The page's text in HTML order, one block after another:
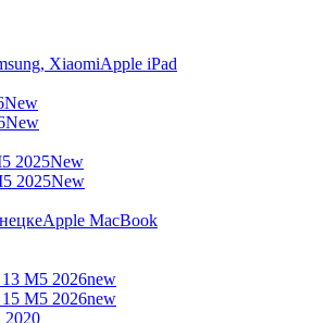
Apple iPad
New
New
2025New
2025New
Apple MacBook
M5 2026new
M5 2026new
2020